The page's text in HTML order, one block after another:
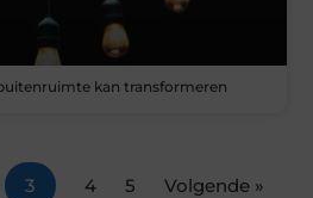
kan transformeren
3 4 5 Volgende »